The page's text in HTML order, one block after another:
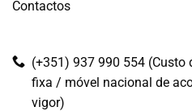
Contactos
(+351) 937 990 554 (Custo
fixa / móvel nacional de
vigor)